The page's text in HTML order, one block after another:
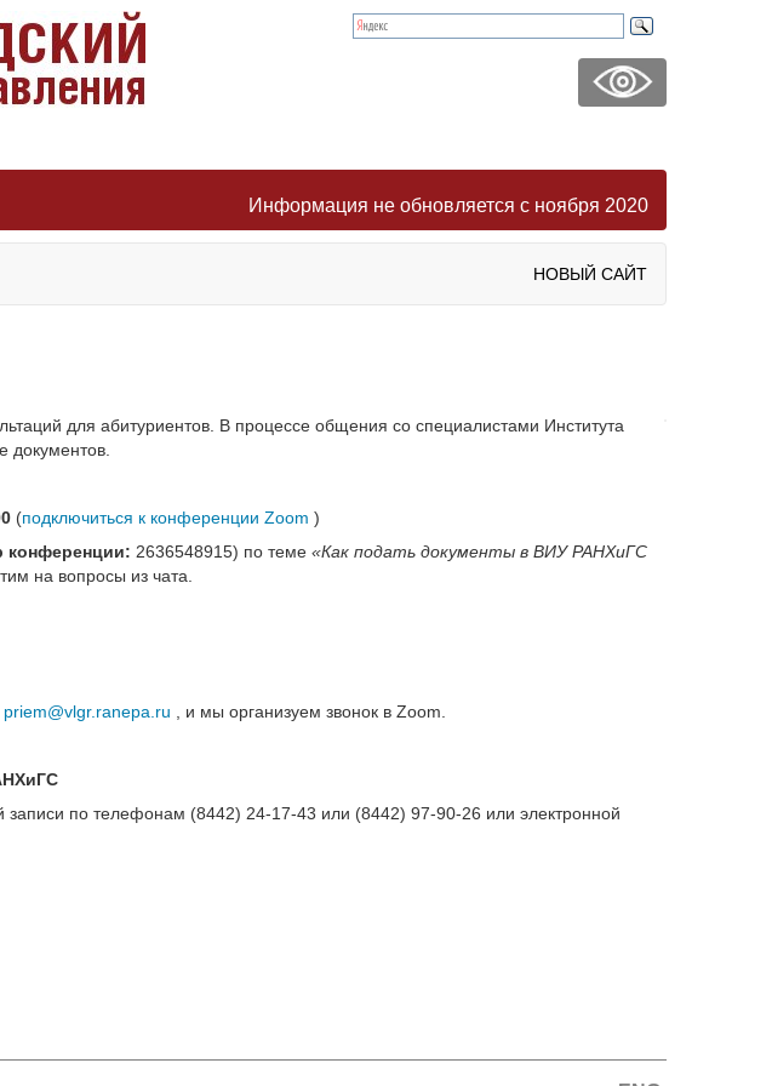
Информация не обновляется с ноября 2020
НОВЫЙ САЙТ
для абитуриентов. В процессе общения со специалистами Института
документов.
(подключиться к конференции Zoom )
конференции: 2636548915) по теме «Как подать документы в ВИУ РАНХиГС
на вопросы из чата.
priem@vlgr.ranepa.ru , и мы организуем звонок в Zoom.
по телефонам (8442) 24-17-43 или (8442) 97-90-26 или электронной